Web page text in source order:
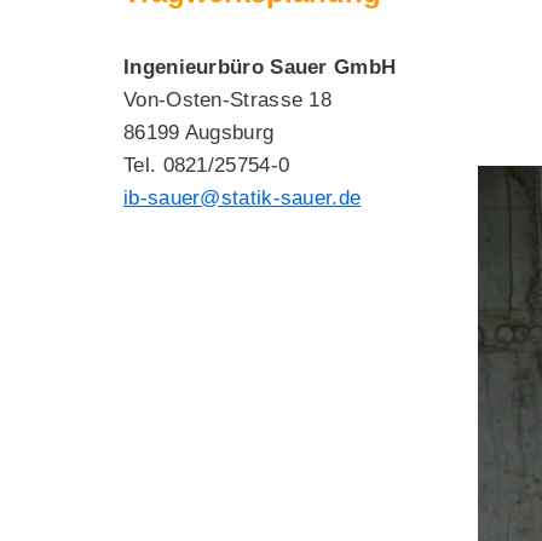
Ingenieurbüro Sauer GmbH
Von-Osten-Strasse 18
86199 Augsburg
Tel. 0821/25754-0
ib-sauer@statik-sauer.de